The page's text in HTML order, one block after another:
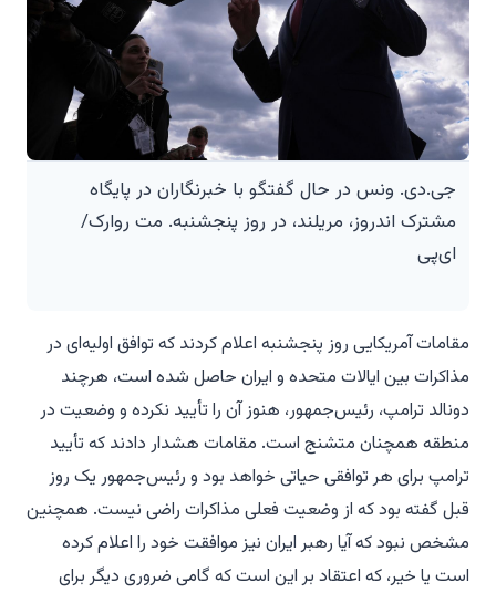
جی.دی. ونس در حال گفتگو با خبرنگاران در پایگاه
مشترک اندروز، مریلند، در روز پنجشنبه. مت روارک/
ای‌پی
مقامات آمریکایی روز پنجشنبه اعلام کردند که توافق اولیه‌ای در
مذاکرات بین ایالات متحده و ایران حاصل شده است، هرچند
دونالد ترامپ، رئیس‌جمهور، هنوز آن را تأیید نکرده و وضعیت در
منطقه همچنان متشنج است. مقامات هشدار دادند که تأیید
ترامپ برای هر توافقی حیاتی خواهد بود و رئیس‌جمهور یک روز
قبل گفته بود که از وضعیت فعلی مذاکرات راضی نیست. همچنین
مشخص نبود که آیا رهبر ایران نیز موافقت خود را اعلام کرده
است یا خیر، که اعتقاد بر این است که گامی ضروری دیگر برای